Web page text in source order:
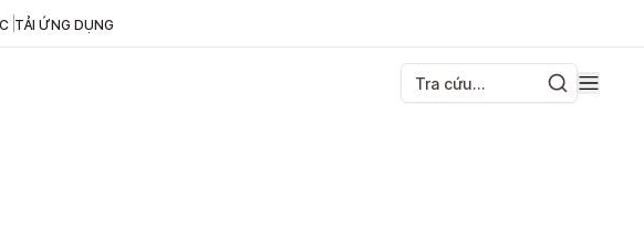
TẢI ỨNG DỤNG